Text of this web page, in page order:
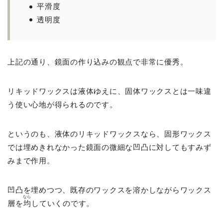
平滑度
透明度
上記の通り、鏡面の作り込みの観点で非常に優秀。
リキッドワックスは液体ゆえに、固体ワックスとは一味違
う使い心地が得られるのです。
というのも、液体のリキッドワックスなら、固形ワックス
では埋めきれなかった鏡面の微細な凹凸に対してもすみず
みまで作用。
凹凸を埋めつつ、既存のワックスを溶かしながらワックス
層を均
なら
していくのです。